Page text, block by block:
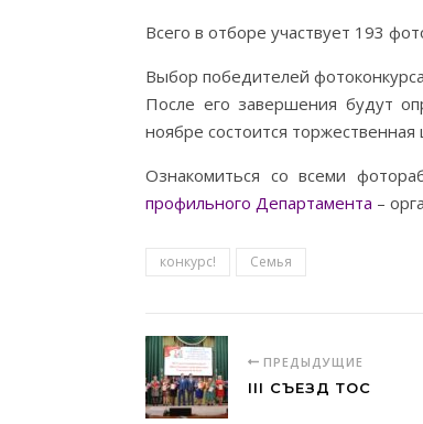
Всего в отборе участвует 193
Выбор победителей
После его завершения будут
ноябре состоится
Ознакомиться со всеми
профильного Департамента –
конкурс! Семья
ПРЕДЫДУЩИЕ
III СЪЕЗД ТОС